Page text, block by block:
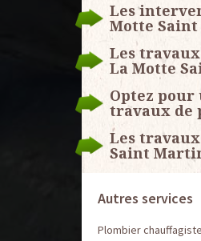
Les
Motte
Les
La Motte
Optez
travaux de
Les
Saint
Autres services
Plombier